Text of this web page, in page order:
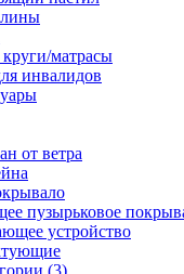
матрасы
инвалидов
от ветра
пузырьковое
устройство
(3)